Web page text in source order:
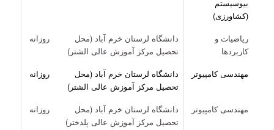
بیوسیستم
(کشاورزی)
ریاضیات و
کاربردها
دانشگاه لرستان خرم آباد (محل
تحصیل مرکز آموزش عالی الشتر)
روزانه
مهندسی کامپیوتر
دانشگاه لرستان خرم آباد (محل
تحصیل مرکز آموزش عالی الشتر)
روزانه
مهندسی کامپیوتر
دانشگاه لرستان خرم آباد (محل
تحصیل مرکز آموزش عالی پلدختر)
روزانه